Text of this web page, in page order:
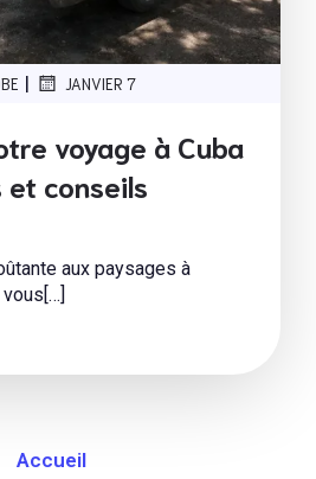
| JANVIER 7
voyage à Cuba
conseils
aux paysages à
Accueil